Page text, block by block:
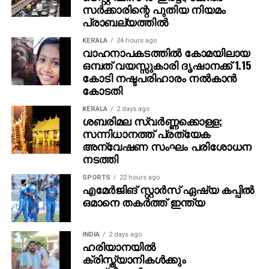
വേദിയെ ധന്യമാക്കി. ഐമാക്‌സിലാണ് ചിത്രം
ഒരുങ്ങുന്നത് എന്നതിനാല്‍ തന്നെ തിയേറ്ററുകളില്‍
ഗംഭീരമായ കാഴ്ചാനുഭൂതി
സമ്മാനിക്കുമെന്നുറപ്പാണ്.ബാഹുബലിയും ആർ ആർ
ആറും ഒരുക്കിയ രാജമൗലിയുടെ ബ്രഹ്മാണ്ഡ ചിത്രം
വാരണാസി 2027ൽ തിയേറ്ററുകളിലേക്കെത്തും. പി ആർ
ഓ ആൻഡ് മാർക്കറ്റിംഗ് സ്ട്രാറ്റജിസ്റ്റ് : പ്രതീഷ് ശേഖർ.
സര്‍ക്കാരിന്റെ പുതിയ നിയമം
പ്രാബല്യത്തില്‍
KERALA 24 hours ago
വാഹനാപകടത്തില്‍ കോമയിലായ
ഒമ്പത് വയസ്സുകാരി ദൃഷാനക്ക് 1.15
കോടി നഷ്ടപരിഹാരം നല്‍കാന്‍
കോടതി
KERALA 2 days ago
ശബരിമല സ്വര്‍ണ്ണക്കൊള്ള;
സന്നിധാനത്ത് പ്രത്യേക
അന്വേഷണ സംഘം പരിശോധന
നടത്തി
SPORTS 22 hours ago
എമേര്‍ജിങ് സ്റ്റാര്‍സ് ഏഷ്യ കപ്പില്‍
ഒമാനെ തകര്‍ത്ത് ഇന്ത്യ
INDIA 2 days ago
ഹരിയാനയില്‍
ക്രിസ്ത്യാനികള്‍ക്കും